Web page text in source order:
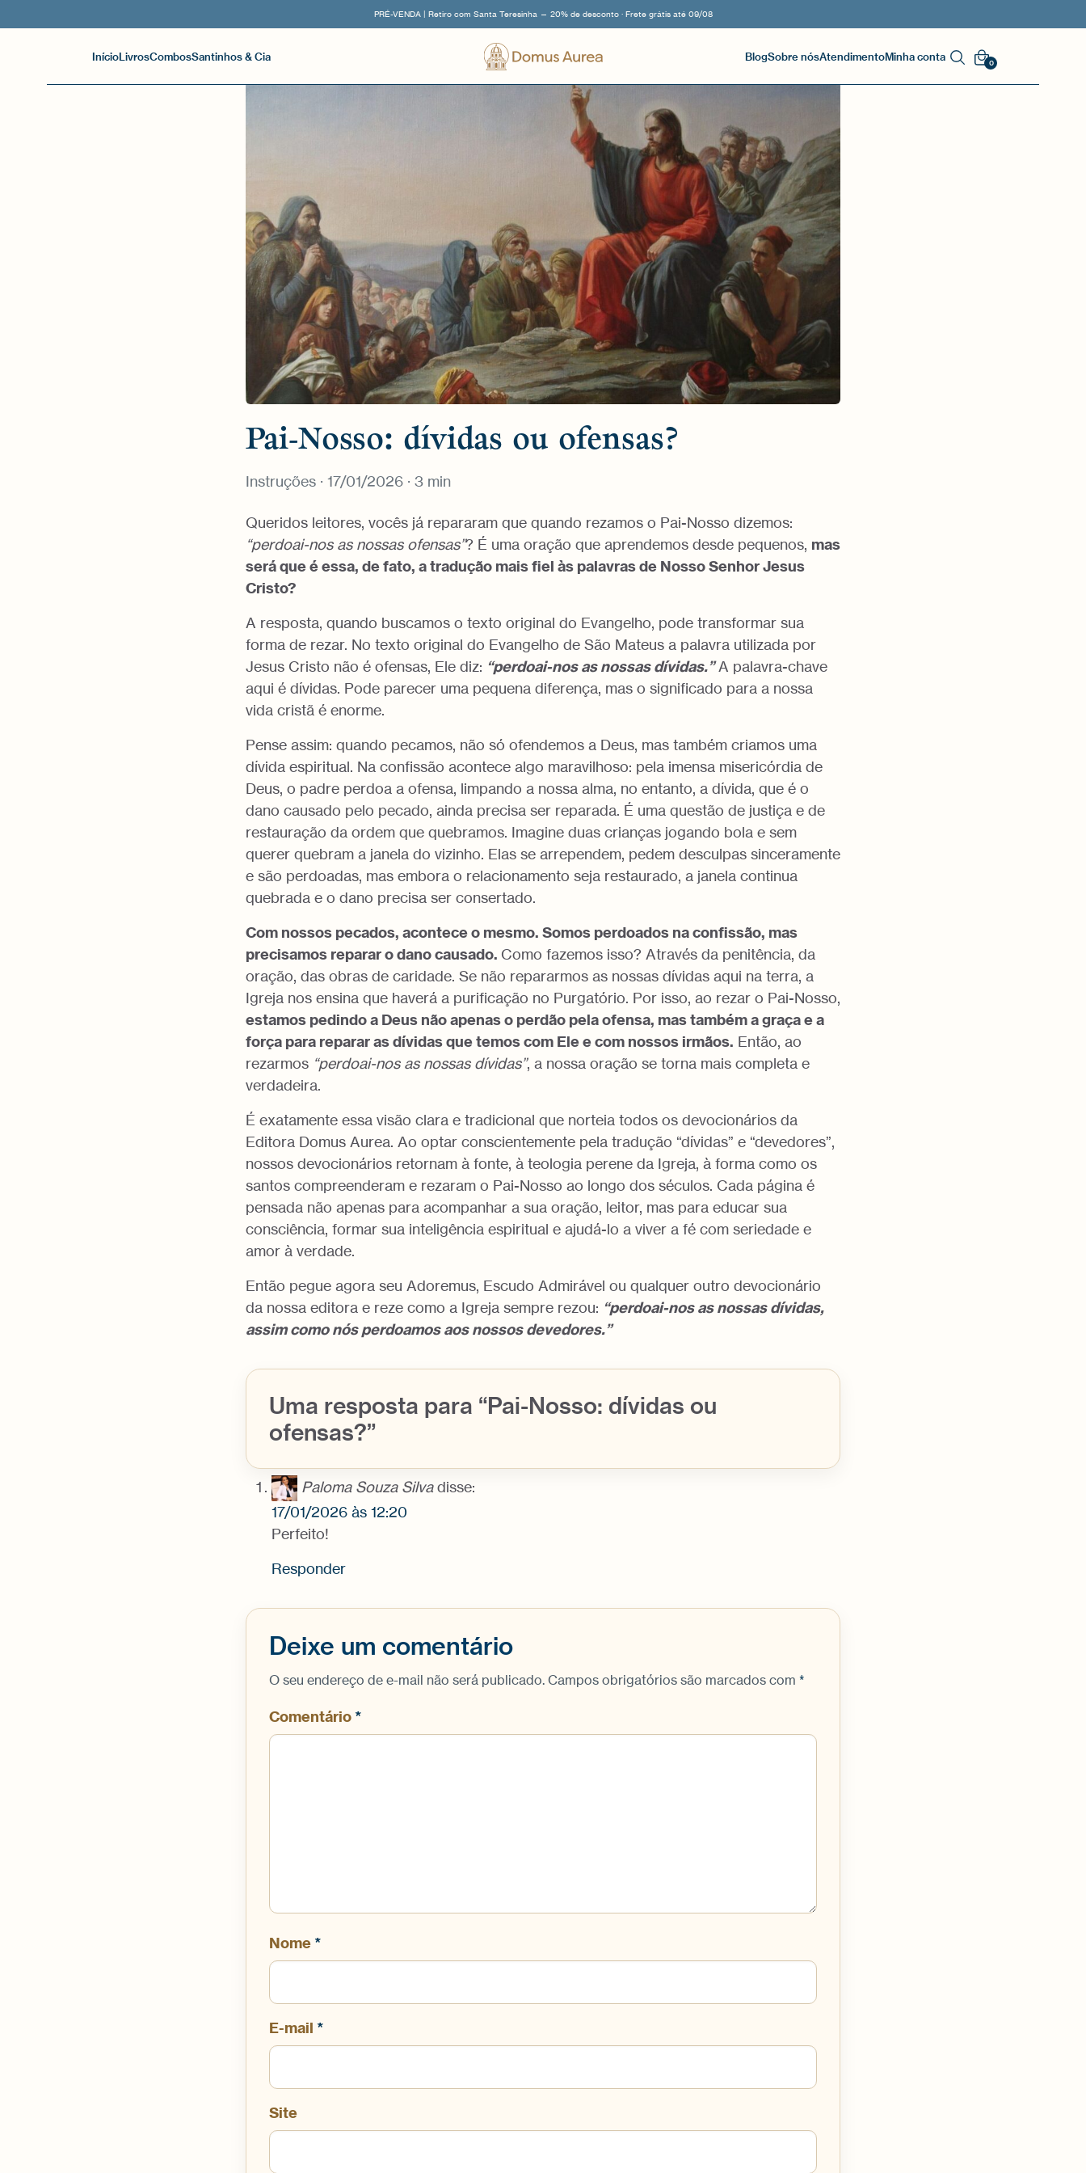
PRÉ-VENDA | Retiro com Santa Teresinha — 20% de desconto · Frete grátis até 09/08
InícioLivrosCombosSantinhos & Cia BlogSobre nósAtendimentoMinha conta
0
Pai-Nosso: dívidas ou ofensas?
Instruções · 17/01/2026 · 3 min
Queridos leitores, vocês já repararam que quando rezamos o Pai-Nosso dizemos:
“perdoai-nos as nossas ofensas”? É uma oração que aprendemos desde pequenos, mas
será que é essa, de fato, a tradução mais fiel às palavras de Nosso Senhor Jesus
Cristo?
A resposta, quando buscamos o texto original do Evangelho, pode transformar sua
forma de rezar. No texto original do Evangelho de São Mateus a palavra utilizada por
Jesus Cristo não é ofensas, Ele diz: “perdoai-nos as nossas dívidas.”A palavra-chave
aqui é dívidas. Pode parecer uma pequena diferença, mas o significado para a nossa
vida cristã é enorme.
Pense assim: quando pecamos, não só ofendemos a Deus, mas também criamos uma
dívida espiritual. Na confissão acontece algo maravilhoso: pela imensa misericórdia de
Deus, o padre perdoa a ofensa, limpando a nossa alma, no entanto, a dívida, que é o
dano causado pelo pecado, ainda precisa ser reparada. É uma questão de justiça e de
restauração da ordem que quebramos. Imagine duas crianças jogando bola e sem
querer quebram a janela do vizinho. Elas se arrependem, pedem desculpas sinceramente
e são perdoadas, mas embora o relacionamento seja restaurado, a janela continua
quebrada e o dano precisa ser consertado.
Com nossos pecados, acontece o mesmo. Somos perdoados na confissão, mas
precisamos reparar o dano causado. Como fazemos isso? Através da penitência, da
oração, das obras de caridade. Se não repararmos as nossas dívidas aqui na terra, a
Igreja nos ensina que haverá a purificação no Purgatório. Por isso, ao rezar o Pai-Nosso,
estamos pedindo a Deus não apenas o perdão pela ofensa, mas também a graça e a
força para reparar as dívidas que temos com Ele e com nossos irmãos. Então, ao
rezarmos “perdoai-nos as nossas dívidas”, a nossa oração se torna mais completa e
verdadeira.
É exatamente essa visão clara e tradicional que norteia todos os devocionários da
Editora Domus Aurea. Ao optar conscientemente pela tradução “dívidas” e “devedores”,
nossos devocionários retornam à fonte, à teologia perene da Igreja, à forma como os
santos compreenderam e rezaram o Pai-Nosso ao longo dos séculos. Cada página é
pensada não apenas para acompanhar a sua oração, leitor, mas para educar sua
consciência, formar sua inteligência espiritual e ajudá-lo a viver a fé com seriedade e
amor à verdade.
Então pegue agora seu Adoremus, Escudo Admirável ou qualquer outro devocionário
da nossa editora e reze como a Igreja sempre rezou: “perdoai-nos as nossas dívidas,
assim como nós perdoamos aos nossos devedores.”
Uma resposta para “Pai-Nosso: dívidas ou
ofensas?”
Paloma Souza Silva disse:
17/01/2026 às 12:20
Perfeito!
Responder
Deixe um comentário
O seu endereço de e-mail não será publicado. Campos obrigatórios são marcados com *
Comentário *
Nome *
E-mail *
Site